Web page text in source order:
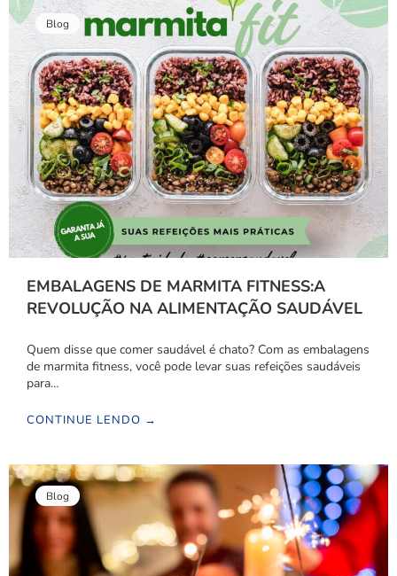
Blog
EMBALAGENS DE MARMITA FITNESS:A
REVOLUÇÃO NA ALIMENTAÇÃO SAUDÁVEL
Quem disse que comer saudável é chato? Com as embalagens
de marmita fitness, você pode levar suas refeições saudáveis
para…
CONTINUE LENDO →
Blog